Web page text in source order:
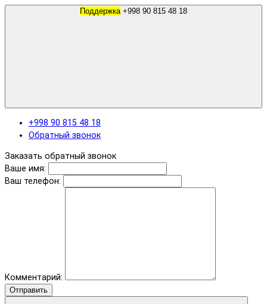
Поддержка
+998 90 815 48 18
Обратный звонок
Заказать обратный звонок
Ваше имя:
Ваш телефон:
Комментарий:
Отправить